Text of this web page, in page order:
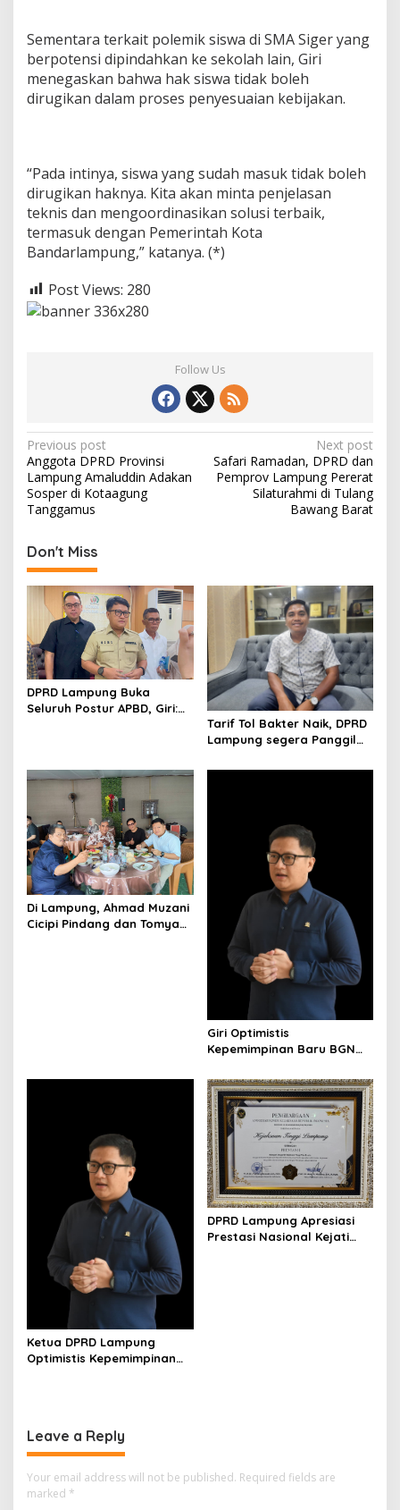
Sementara terkait polemik siswa di SMA Siger yang
berpotensi dipindahkan ke sekolah lain, Giri
menegaskan bahwa hak siswa tidak boleh
dirugikan dalam proses penyesuaian kebijakan.
“Pada intinya, siswa yang sudah masuk tidak boleh
dirugikan haknya. Kita akan minta penjelasan
teknis dan mengoordinasikan solusi terbaik,
termasuk dengan Pemerintah Kota
Bandarlampung,” katanya. (*)
Post Views: 280
Follow Us
P
o
s
n
a
v
i
g
a
t
n
Previous post
Anggota DPRD Provinsi
Lampung Amaluddin Adakan
Sosper di Kotaagung
Tanggamus
Next post
Safari Ramadan, DPRD dan
Pemprov Lampung Pererat
Silaturahmi di Tulang
Bawang Barat
Don't Miss
DPRD Lampung Buka
Seluruh Postur APBD, Giri:
Tarif Tol Bakter Naik, DPRD
Lampung segera Panggil
Di Lampung, Ahmad Muzani
Cicipi Pindang dan Tomyam
Giri Optimistis
Kepemimpinan Baru BGN
Nasional
Ketua DPRD Lampung
Optimistis Kepemimpinan
DPRD Lampung Apresiasi
Prestasi Nasional Kejati
Leave a Reply
Your email address will not be published. Required fields are
marked *